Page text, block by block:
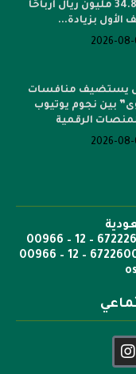
والإعلام تحقق 34.8 مليون ريال أرباحًا
الأول بزيادة...
2026-08-
يستضيف منافسات
بين نجوم يوتيوب
الرقمية
2026-08-
ص.ب: 6351 جدة الرمز 21442 هاتف 6722269 – 12 – 00966